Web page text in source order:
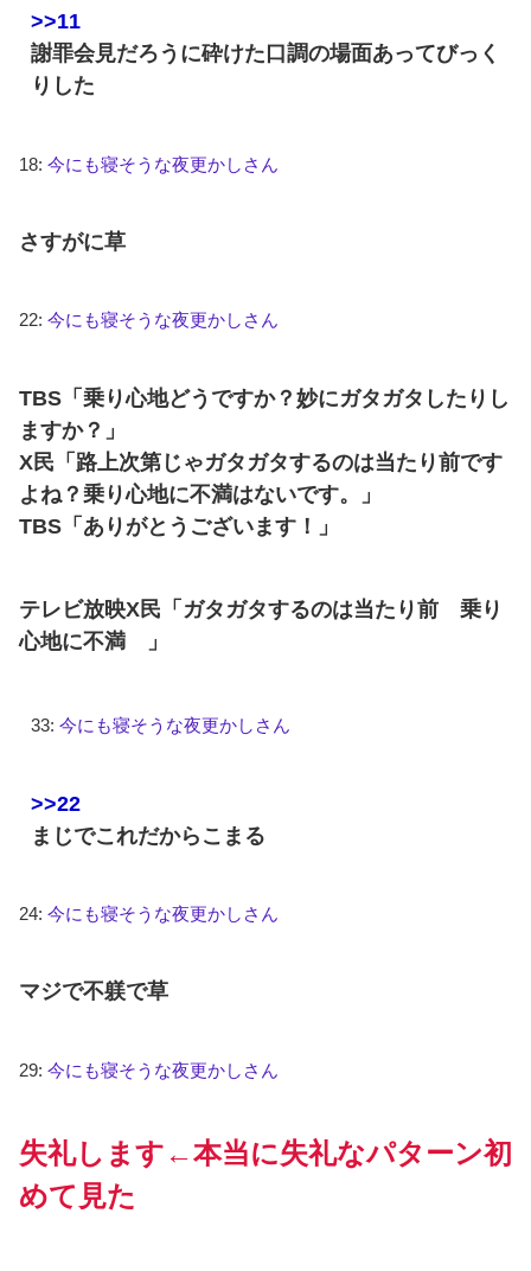
>>11
謝罪会見だろうに砕けた口調の場面あってびっく
りした
18: 今にも寝そうな夜更かしさん
さすがに草
22: 今にも寝そうな夜更かしさん
TBS「乗り心地どうですか？妙にガタガタしたりし
ますか？」
X民「路上次第じゃガタガタするのは当たり前です
よね？乗り心地に不満はないです。」
TBS「ありがとうございます！」
テレビ放映X民「ガタガタするのは当たり前 乗り
心地に不満 」
33: 今にも寝そうな夜更かしさん
>>22
まじでこれだからこまる
24: 今にも寝そうな夜更かしさん
マジで不躾で草
29: 今にも寝そうな夜更かしさん
失礼します←本当に失礼なパターン初
めて見た